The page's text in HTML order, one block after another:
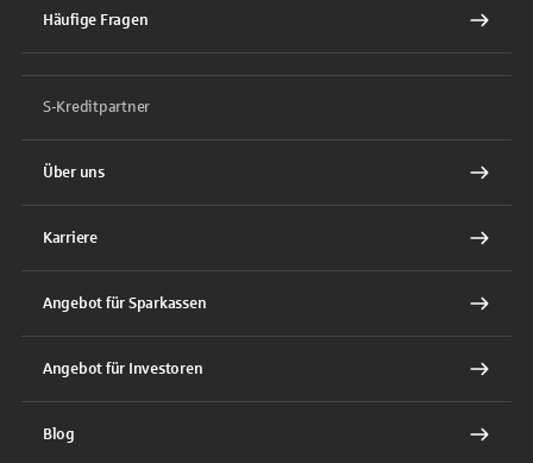
Häufige Fragen
S-Kreditpartner
Über uns
Karriere
Angebot für Sparkassen
Angebot für Investoren
Blog